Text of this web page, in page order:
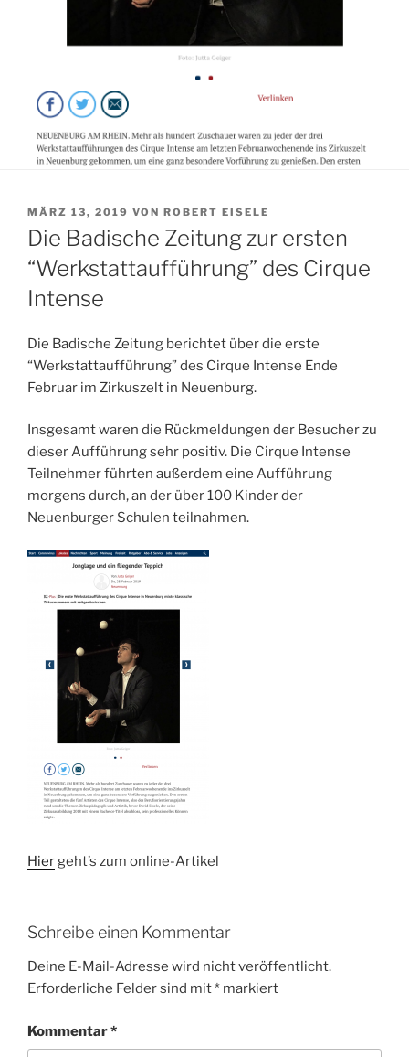
VERÖFFENTLICHT
AM
MÄRZ 13, 2019 VON ROBERT EISELE
Die Badische Zeitung zur ersten
“Werkstattaufführung” des Cirque
Intense
Die Badische Zeitung berichtet über die erste
“Werkstattaufführung” des Cirque Intense Ende
Februar im Zirkuszelt in Neuenburg.
Insgesamt waren die Rückmeldungen der Besucher zu
dieser Aufführung sehr positiv. Die Cirque Intense
Teilnehmer führten außerdem eine Aufführung
morgens durch, an der über 100 Kinder der
Neuenburger Schulen teilnahmen.
Hiergeht’s zum online-Artikel
Schreibe einen Kommentar
Deine E-Mail-Adresse wird nicht veröffentlicht.
Erforderliche Felder sind mit* markiert
Kommentar*